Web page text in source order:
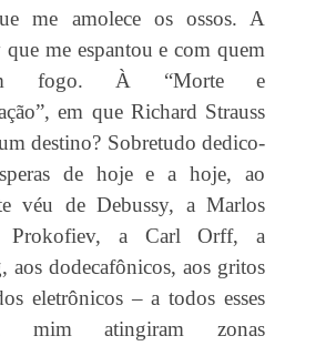
me amolece os ossos. A
me espantou e com quem
fogo. À “Morte e
em que Richard Strauss
destino? Sobretudo dedico-
de hoje e a hoje, ao
véu de Debussy, a Marlos
Prokofiev, a Carl Orff, a
aos dodecafônicos, aos gritos
eletrônicos – a todos esses
mim atingiram zonas